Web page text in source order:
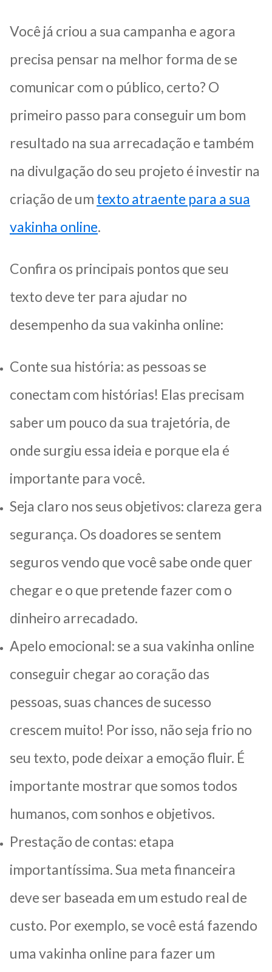
Você já criou a sua campanha e agora
precisa pensar na melhor forma de se
comunicar com o público, certo? O
primeiro passo para conseguir um bom
resultado na sua arrecadação e também
na divulgação do seu projeto é investir na
criação de um texto atraente para a sua
vakinha online.
Confira os principais pontos que seu
texto deve ter para ajudar no
desempenho da sua vakinha online:
Conte sua história: as pessoas se
conectam com histórias! Elas precisam
saber um pouco da sua trajetória, de
onde surgiu essa ideia e porque ela é
importante para você.
Seja claro nos seus objetivos: clareza gera
segurança. Os doadores se sentem
seguros vendo que você sabe onde quer
chegar e o que pretende fazer com o
dinheiro arrecadado.
Apelo emocional: se a sua vakinha online
conseguir chegar ao coração das
pessoas, suas chances de sucesso
crescem muito! Por isso, não seja frio no
seu texto, pode deixar a emoção fluir. É
importante mostrar que somos todos
humanos, com sonhos e objetivos.
Prestação de contas: etapa
importantíssima. Sua meta financeira
deve ser baseada em um estudo real de
custo. Por exemplo, se você está fazendo
uma vakinha online para fazer um